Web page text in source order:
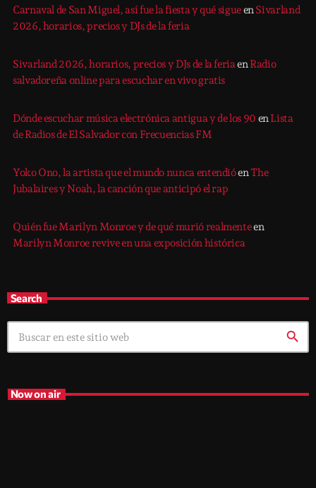
Carnaval de San Miguel, así fue la fiesta y qué sigueenSivarland
2026, horarios, precios y DJs de la feria
Sivarland 2026, horarios, precios y DJs de la feriaenRadio
salvadoreña online para escuchar en vivo gratis
Dónde escuchar música electrónica antigua y de los 90 enLista
de Radios de El Salvador con Frecuencias FM
Yoko Ono, la artista que el mundo nunca entendióenThe
Jubalaires y Noah, la canción que anticipó el rap
Quién fue Marilyn Monroe y de qué murió realmenteen
Marilyn Monroe revive en una exposición histórica
Search
search
Now on air